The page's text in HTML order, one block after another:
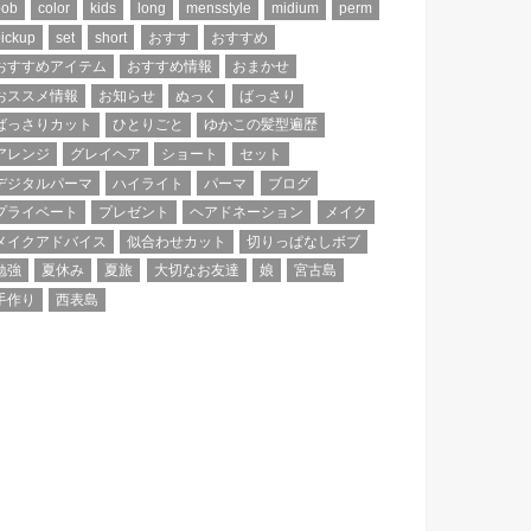
color kids long mensstyle midium
perm
set short おすす
おすすめ
すすめアイテム
おすすめ情報
おまかせ
ススメ情報
お知らせ ぬっく
ばっさり
っさりカット
ひとりごと
ゆかこの髪型遍歴
レンジ
グレイヘア ショート
セット
ジタルパーマ
ハイライト パーマ
ブログ
ライベート
プレゼント ヘアドネーション
メイク
イクアドバイス
似合わせカット
切りっぱなしボブ
強
夏休み 夏旅 大切なお友達 娘
宮古島
作り
西表島